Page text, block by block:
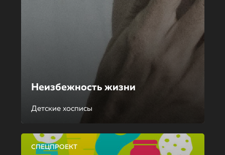
Неизбежность жизни
Детские хосписы
СПЕЦПРОЕКТ